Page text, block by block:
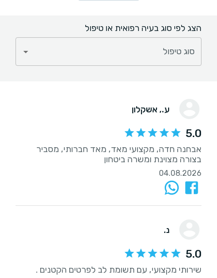
הצג לפי סוג בעיה רפואית או טיפול
סוג טיפול
ע., אשקלון
5.0
אבחנה חדה, מקצועי מאד, מאד חברותי, מסביר
בצורה מצוינת ומשרה ביטחון
04.08.2026
נ.
5.0
שירותי מקצועי, עם תשומת לב לפרטים הקטנים .